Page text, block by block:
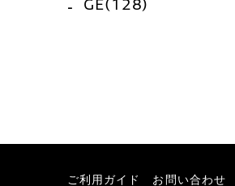
GE(128)
ご利用ガイド お問い合わせ